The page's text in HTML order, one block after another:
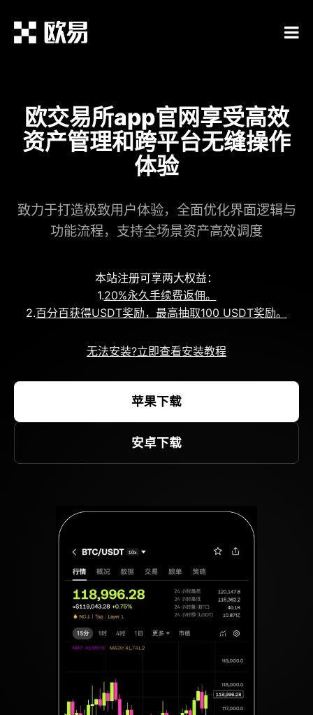
欧交易所app官网享受高效
资产管理和跨平台无缝操作
体验
致力于打造极致用户体验，全面优化界面逻辑与
功能流程，支持全场景资产高效调度
本站注册可享两大权益：
1.20%永久手续费返佣。
2.百分百获得USDT奖励，最高抽取100 USDT奖励。
无法安装?立即查看安装教程
苹果下载
安卓下载